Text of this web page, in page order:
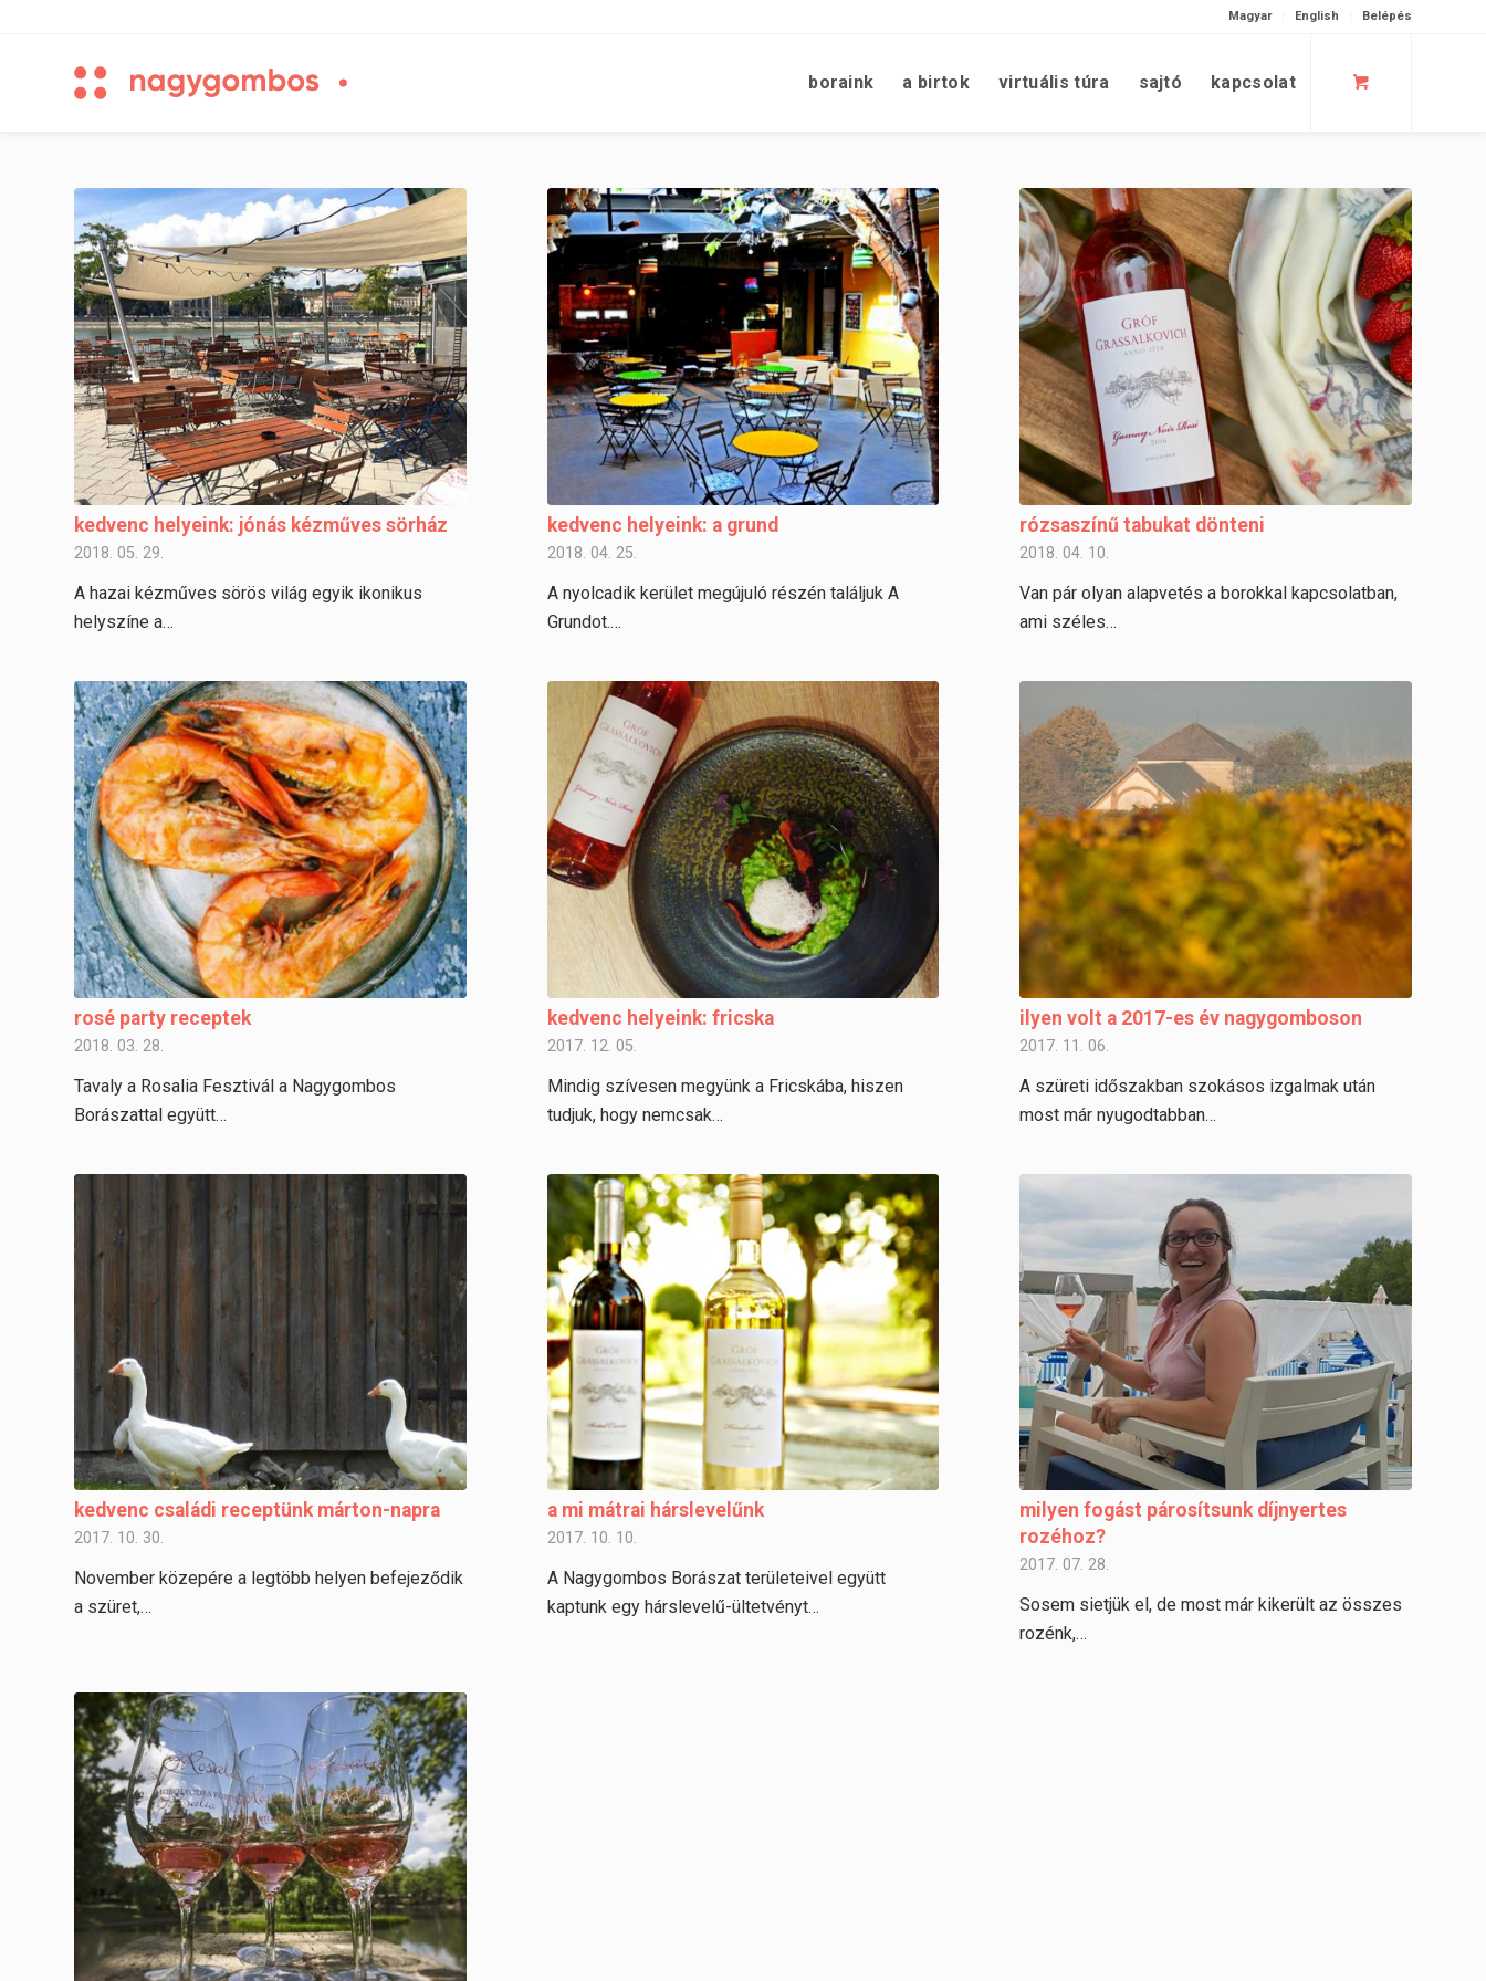
Magyar English Belépés
boraink a birtok virtuális túra sajtó kapcsolat
kedvenc helyeink: jónás kézműves sörház
2018. 05. 29.
A hazai kézműves sörös világ egyik ikonikus
helyszíne a…
kedvenc helyeink: a grund
2018. 04. 25.
A nyolcadik kerület megújuló részén találjuk A
Grundot.…
rózsaszínű tabukat dönteni
2018. 04. 10.
Van pár olyan alapvetés a borokkal kapcsolatban,
ami széles…
rosé party receptek
2018. 03. 28.
Tavaly a Rosalia Fesztivál a Nagygombos
Borászattal együtt…
kedvenc helyeink: fricska
2017. 12. 05.
Mindig szívesen megyünk a Fricskába, hiszen
tudjuk, hogy nemcsak…
ilyen volt a 2017-es év nagygomboson
2017. 11. 06.
A szüreti időszakban szokásos izgalmak után
most már nyugodtabban…
kedvenc családi receptünk márton-napra
2017. 10. 30.
November közepére a legtöbb helyen befejeződik
a szüret,…
a mi mátrai hárslevelűnk
2017. 10. 10.
A Nagygombos Borászat területeivel együtt
kaptunk egy hárslevelű-ültetvényt…
milyen fogást párosítsunk díjnyertes
rozéhoz?
2017. 07. 28.
Sosem sietjük el, de most már kikerült az összes
rozénk,…